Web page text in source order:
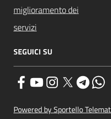
miglioramento dei
servizi
SEGUICI SU
Powered by Sportello